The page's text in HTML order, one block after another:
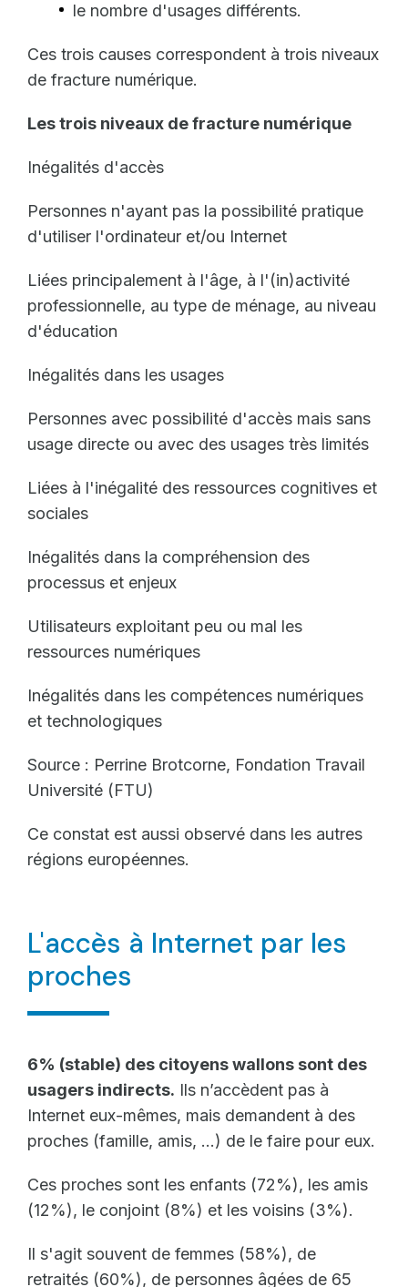
le nombre d'usages différents.
Ces trois causes correspondent à trois niveaux
de fracture numérique.
Les trois niveaux de fracture numérique
Inégalités d'accès
Personnes n'ayant pas la possibilité pratique
d'utiliser l'ordinateur et/ou Internet
Liées principalement à l'âge, à l'(in)activité
professionnelle, au type de ménage, au niveau
d'éducation
Inégalités dans les usages
Personnes avec possibilité d'accès mais sans
usage directe ou avec des usages très limités
Liées à l'inégalité des ressources cognitives et
sociales
Inégalités dans la compréhension des
processus et enjeux
Utilisateurs exploitant peu ou mal les
ressources numériques
Inégalités dans les compétences numériques
et technologiques
Source : Perrine Brotcorne, Fondation Travail
Université (FTU)
Ce constat est aussi observé dans les autres
régions européennes.
L'accès à Internet par les
proches
6% (stable) des citoyens wallons sont des
usagers indirects. Ils n’accèdent pas à
Internet eux-mêmes, mais demandent à des
proches (famille, amis, …) de le faire pour eux.
Ces proches sont les enfants (72%), les amis
(12%), le conjoint (8%) et les voisins (3%).
Il s'agit souvent de femmes (58%), de
retraités (60%), de personnes âgées de 65